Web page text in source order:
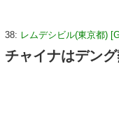
38: レムデシビル(東京都)
チャイナはデン